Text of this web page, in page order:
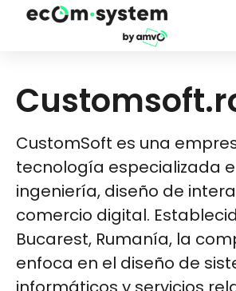
CustomSoft es una
tecnología especializada
ingeniería, diseño de
comercio digital.
Bucarest, Rumanía, la
enfoca en el diseño de